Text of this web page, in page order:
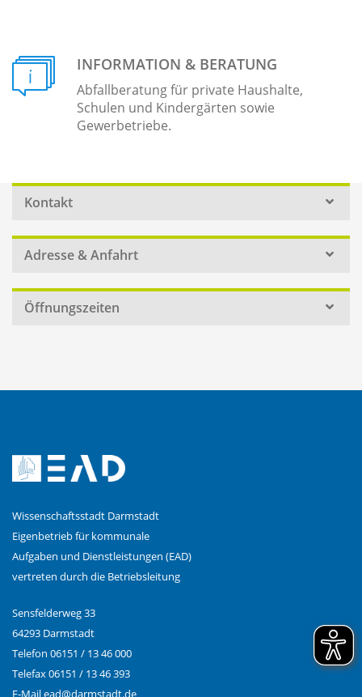
INFORMATION & BERATUNG
Abfallberatung für private Haushalte,
Schulen und Kindergärten sowie
Gewerbetriebe.
Kontakt
Adresse & Anfahrt
Öffnungszeiten
Wissenschaftsstadt Darmstadt
Eigenbetrieb für kommunale
Aufgaben und Dienstleistungen (EAD)
vertreten durch die Betriebsleitung
Sensfelderweg 33
64293 Darmstadt
Telefon 06151 / 13 46 000
Telefax 06151 / 13 46 393